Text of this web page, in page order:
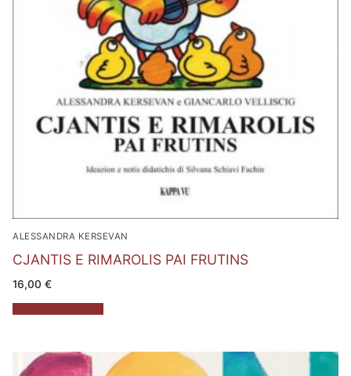
ALESSANDRA KERSEVAN
CJANTIS E RIMAROLIS PAI FRUTINS
16,00 €